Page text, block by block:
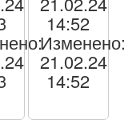
14:52
21.02.24
14:52